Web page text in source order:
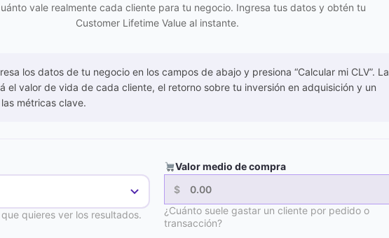
vale realmente cada cliente para tu negocio. Ingresa tus datos y obtén tu
Customer Lifetime Value al instante.
los datos de tu negocio en los campos de abajo y presiona “Calcular mi CLV”. La
el valor de vida de cada cliente, el retorno sobre tu inversión en adquisición y un
métricas clave.
quieres ver los resultados.
Valor medio de compra
$
¿Cuánto suele gastar un cliente por pedido o
transacción?